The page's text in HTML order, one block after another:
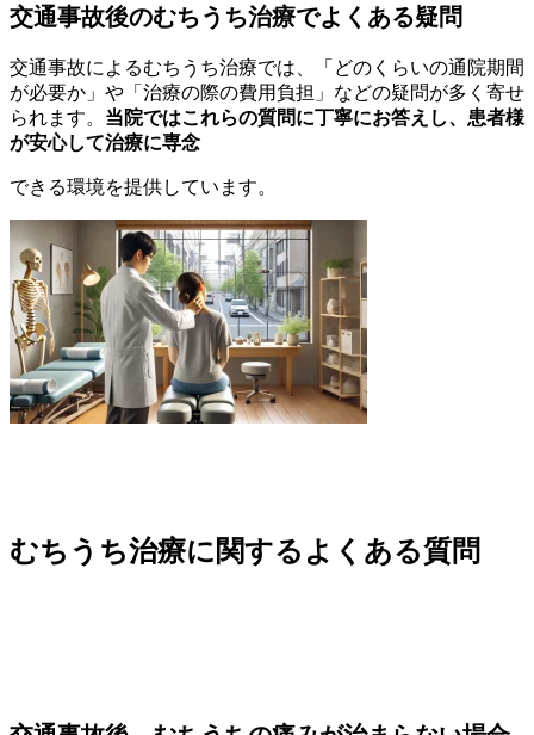
交通事故後のむちうち治療でよくある疑問
交通事故によるむちうち治療では、「どのくらいの通院期間
が必要か」や「治療の際の費用負担」などの疑問が多く寄せ
られます。 当院ではこれらの質問に丁寧にお答えし、患者様
が安心して治療に専念
できる環境を提供しています。
むちうち治療に関するよくある質問